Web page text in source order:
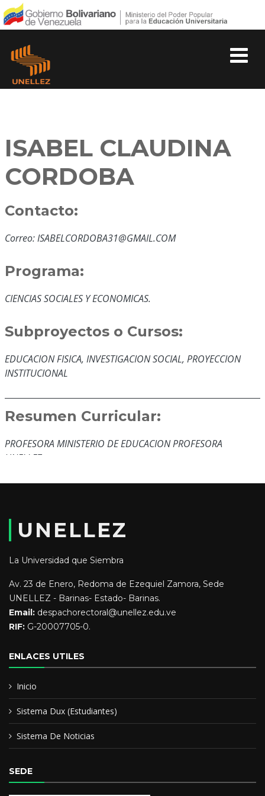
ISABEL CLAUDINA
CORDOBA
Contacto:
Correo: ISABELCORDOBA31@GMAIL.COM
Programa:
CIENCIAS SOCIALES Y ECONOMICAS.
Subproyectos o Cursos:
EDUCACION FISICA, INVESTIGACION SOCIAL, PROYECCION
INSTITUCIONAL
Resumen Curricular:
PROFESORA MINISTERIO DE EDUCACION PROFESORA
UNELLEZ
LICDA EN EDUCACION INTEGRAL UPEL
MOMBOY
UNELLEZ
La Universidad que Siembra
Av. 23 de Enero, Redoma de Ezequiel Zamora, Sede
UNELLEZ - Barinas- Estado- Barinas.
Email: despachorectoral@unellez.edu.ve
RIF: G-20007705-0.
ENLACES UTILES
Inicio
Sistema Dux (Estudiantes)
Sistema De Noticias
SEDE